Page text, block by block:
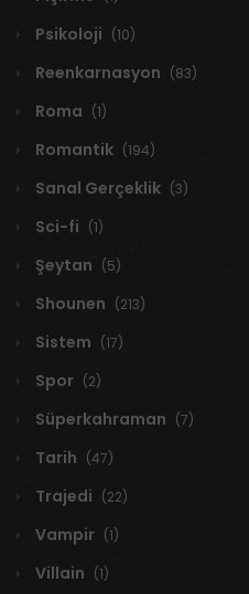
Psikoloji (10)
Reenkarnasyon (83)
Roma (1)
Romantik (194)
Sanal Gerçeklik (3)
Sci-fi (1)
Şeytan (5)
Shounen (213)
Sistem (17)
Spor (2)
Süperkahraman (7)
Tarih (47)
Trajedi (22)
Vampir (1)
Villain (1)